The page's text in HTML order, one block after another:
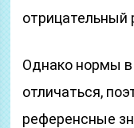
отрицательный
Однако нормы в
отличаться,
референсные